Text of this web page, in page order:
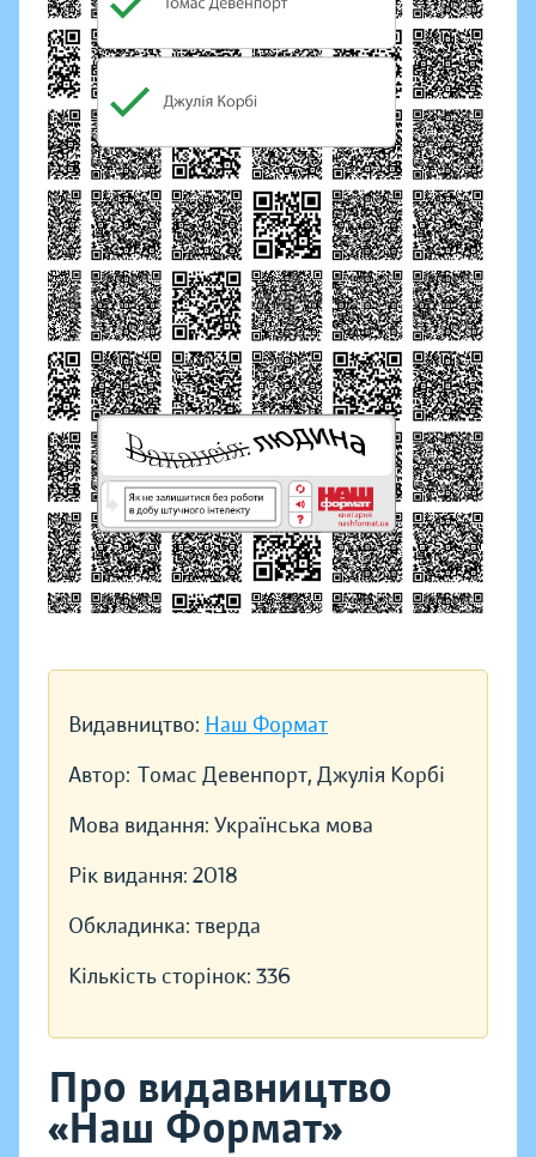
Видавництво: Наш Формат
Автор: Томас Девенпорт, Джулія Корбі
Мова видання: Українська мова
Рік видання: 2018
Обкладинка: тверда
Кількість сторінок: 336
Про видавництво
«Наш Формат»